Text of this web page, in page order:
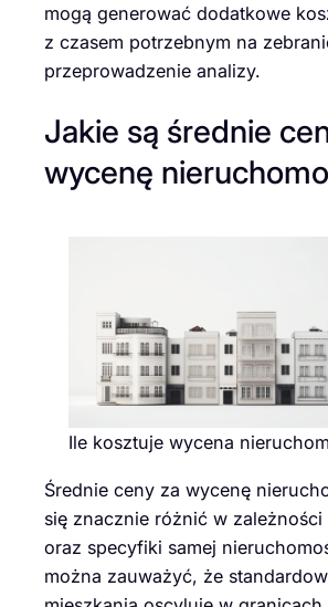
mogą generować dodatkowe
z czasem potrzebnym na
przeprowadzenie analizy.
Jakie są średnie
wycenę
Ile kosztuje wycena
Średnie ceny za wycenę
się znacznie różnić w
oraz specyfiki samej
można zauważyć, że